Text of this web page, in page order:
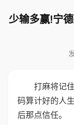
少输多赢!宁
打麻将记
码算计好的人
后那点信任。